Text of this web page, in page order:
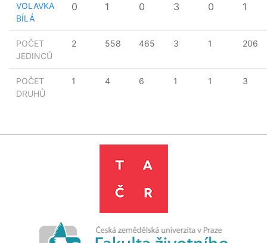
POČET
JEDINCŮ
2 558 465 3 1 206
POČET
DRUHŮ
1 4 6 1 1 3
VOLAVKA
BÍLÁ
0 1 0 3 0 1